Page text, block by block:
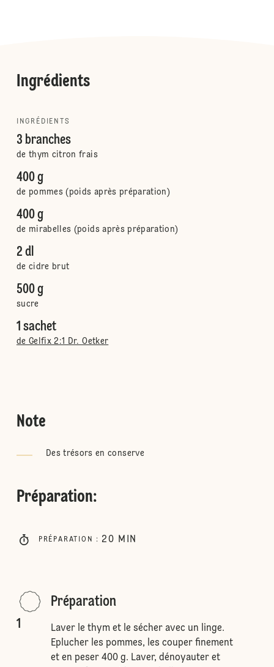
Ingrédients
INGRÉDIENTS
3 branches
de thym citron frais
400 g
de pommes (poids après préparation)
400 g
de mirabelles (poids après préparation)
2 dl
de cidre brut
500 g
sucre
1 sachet
de Gelfix 2:1 Dr. Oetker
Note
Des trésors en conserve
Préparation:
PRÉPARATION : 20 MIN
1
Préparation
Laver le thym et le sécher avec un linge.
Eplucher les pommes, les couper finement
et en peser 400 g. Laver, dénoyauter et